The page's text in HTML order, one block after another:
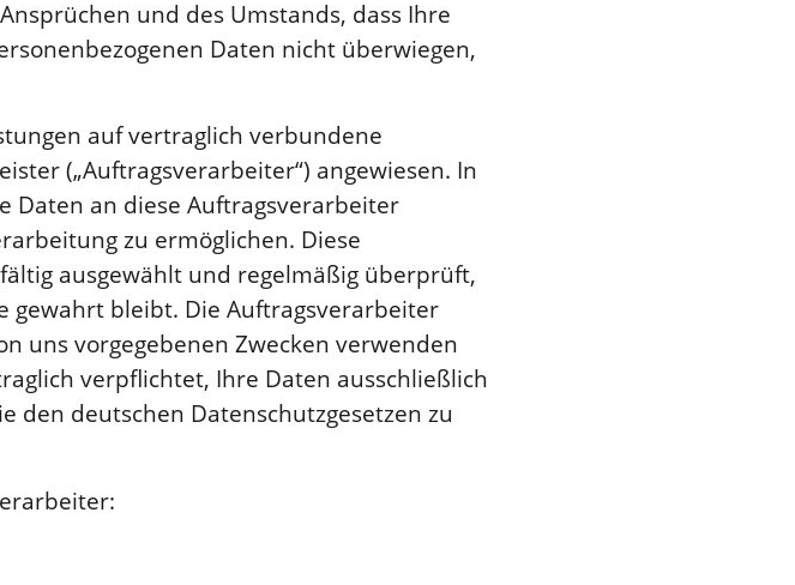
und des Umstands, dass Ihre
Daten nicht überwiegen,
auf vertraglich verbundene
(„Auftragsverarbeiter“) angewiesen. In
Daten an diese Auftragsverarbeiter
zu ermöglichen. Diese
ausgewählt und regelmäßig überprüft,
gewahrt bleibt. Die Auftragsverarbeiter
uns vorgegebenen Zwecken verwenden
verpflichtet, Ihre Daten ausschließlich
den deutschen Datenschutzgesetzen zu